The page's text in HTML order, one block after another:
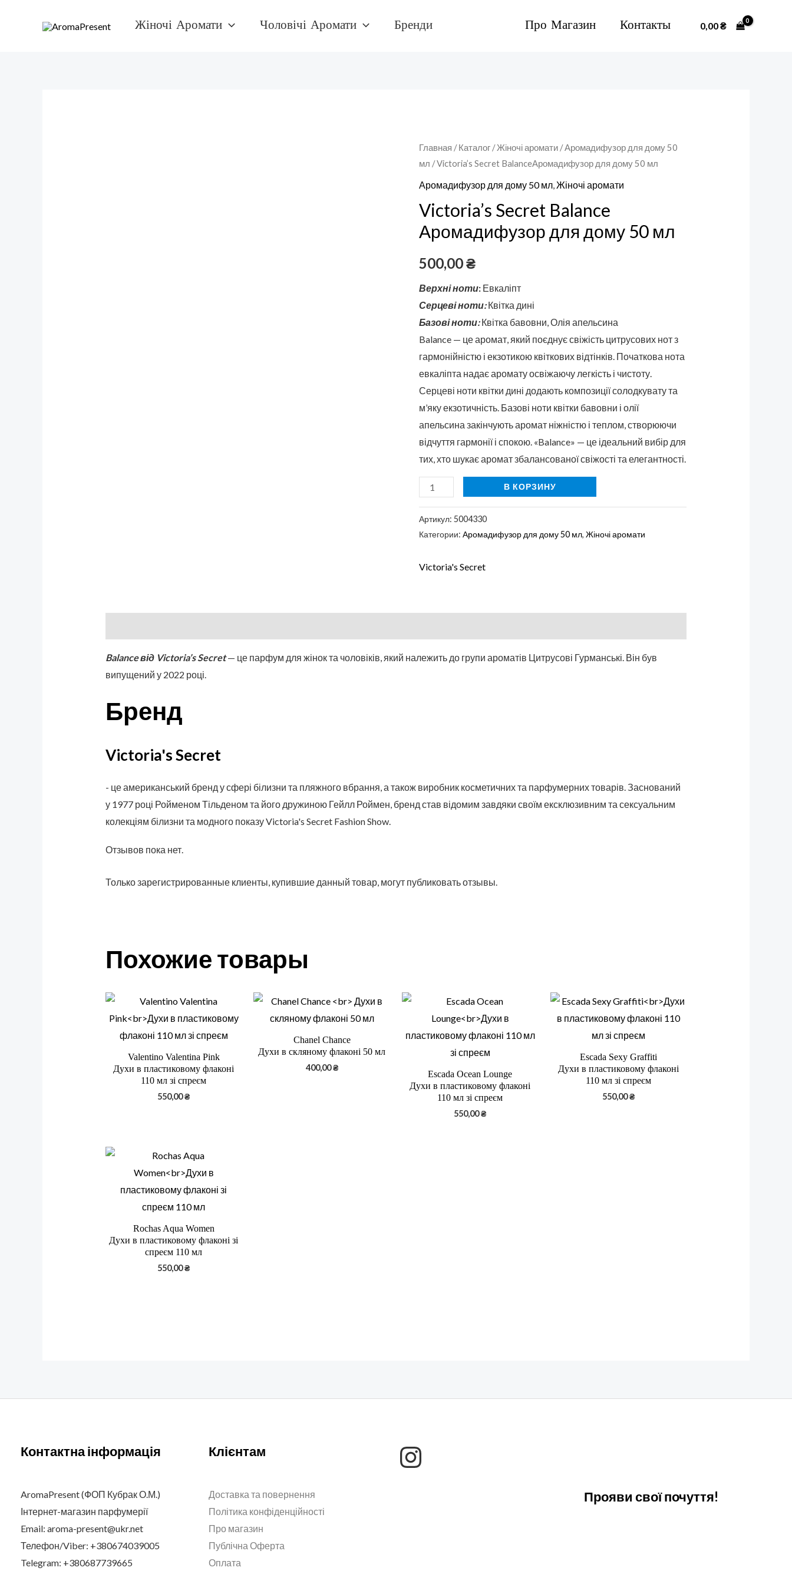
Жіночі Аромати Чоловічі Аромати Бренди Про Магазин Контакты 0,00₴
Главная /Каталог /Жіночі аромати /Аромадифузор для дому 50
мл / Victoria’s Secret BalanceАромадифузор для дому 50 мл
Аромадифузор для дому 50 мл,Жіночі аромати
Victoria’s Secret Balance
Аромадифузор для дому 50 мл
500,00₴
Верхні ноти: Евкаліпт
Серцеві ноти:Квітка дині
Базові ноти:Квітка бавовни, Олія апельсина
Balance — це аромат, який поєднує свіжість цитрусових нот з
гармонійністю і екзотикою квіткових відтінків. Початкова нота
евкаліпта надає аромату освіжаючу легкість і чистоту.
Серцеві ноти квітки дині додають композиції солодкувату та
м’яку екзотичність. Базові ноти квітки бавовни і олії
апельсина закінчують аромат ніжністю і теплом, створюючи
відчуття гармонії і спокою. «Balance» — це ідеальний вибір для
тих, хто шукає аромат збалансованої свіжості та елегантності.
Количество
товара
Victoria's
BalanceАромадифузор
для
50
мл
В КОРЗИНУ
Артикул:5004330
Категории:Аромадифузор для дому 50 мл,Жіночі аромати
Victoria's Secret
Balance від Victoria’s Secret— це парфум для жінок та чоловіків, який належить до групи ароматів Цитрусові Гурманські. Він був
випущений у 2022 році.
Бренд
Victoria's Secret
- це американський бренд у сфері білизни та пляжного вбрання, а також виробник косметичних та парфумерних товарів. Заснований
у 1977 році Ройменом Тільденом та його дружиною Гейлл Роймен, бренд став відомим завдяки своїм ексклюзивним та сексуальним
колекціям білизни та модного показу Victoria's Secret Fashion Show.
Отзывов пока нет.
Только зарегистрированные клиенты, купившие данный товар, могут публиковать отзывы.
Похожие товары
Valentino Valentina Pink
Духи в пластиковому флаконі
110 мл зі спреєм
550,00₴
Chanel Chance
Духи в скляному флаконі 50 мл
400,00₴
Escada Ocean Lounge
Духи в пластиковому флаконі
110 мл зі спреєм
550,00₴
Escada Sexy Graffiti
Духи в пластиковому флаконі
110 мл зі спреєм
550,00₴
Rochas Aqua Women
Духи в пластиковому флаконі зі
спреєм 110 мл
550,00₴
Контактна інформація
AromaPresent (ФОП Кубрак О.М.)
Інтернет-магазин парфумерії
Email: aroma-present@ukr.net
Телефон/Viber: +380674039005
Telegram: +380687739665
Клієнтам
Доставка та повернення
Політика конфіденційності
Про магазин
Публічна Оферта
Оплата
Прояви свої почуття!